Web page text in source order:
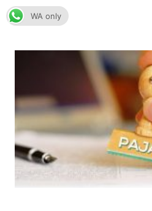
Skip
to
WA only